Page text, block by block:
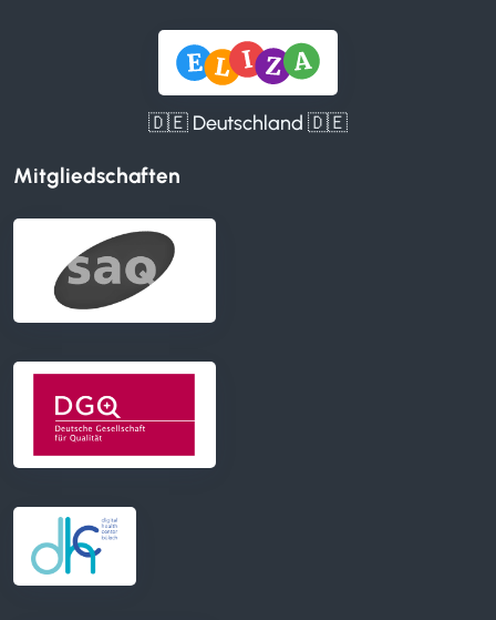
🇩🇪 Deutschland 🇩🇪
Mitgliedschaften